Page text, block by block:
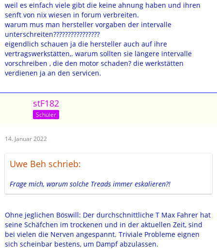
weil es einfach viele gibt die keine ahnung haben und ihren
senft von nix wiesen in forum verbreiten.
warum mus man hersteller vorgaben der intervalle
unterschreiten????????????????
eigendlich schauen ja die hersteller auch auf ihre
vertragswerkstätten,. warum sollten sie längere intervalle
vorschreiben , die den motor schaden? die werkstätten
verdienen ja an den servicen.
stF182
Schüler
14. Januar 2022
Uwe Beh schrieb:
Frage mich, warum solche Treads immer eskalieren?!
Ohne jeglichen Böswill: Der durchschnittliche T Max Fahrer hat
seine Schäfchen im trockenen und in der aktuellen Zeit, sind
bei vielen die Nerven angespannt. Triviale Probleme eignen
sich scheinbar bestens, um Dampf abzulassen.